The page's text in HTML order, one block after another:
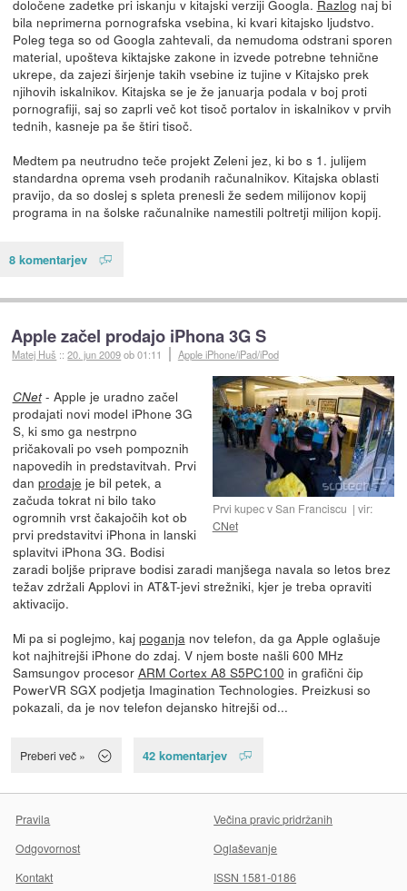
določene zadetke pri iskanju v kitajski verziji Googla. Razlog naj bi
bila neprimerna pornografska vsebina, ki kvari kitajsko ljudstvo.
Poleg tega so od Googla zahtevali, da nemudoma odstrani sporen
material, upošteva kiktajske zakone in izvede potrebne tehnične
ukrepe, da zajezi širjenje takih vsebine iz tujine v Kitajsko prek
njihovih iskalnikov. Kitajska se je že januarja podala v boj proti
pornografiji, saj so zaprli več kot tisoč portalov in iskalnikov v prvih
tednih, kasneje pa še štiri tisoč.
Medtem pa neutrudno teče projekt Zeleni jez, ki bo s 1. julijem
standardna oprema vseh prodanih računalnikov. Kitajska oblasti
pravijo, da so doslej s spleta prenesli že sedem milijonov kopij
programa in na šolske računalnike namestili poltretji milijon kopij.
8 komentarjev
Apple začel prodajo iPhona 3G S
Matej Huš ::20. jun 2009ob 01:11 Apple iPhone/iPad/iPod
Prvi kupec v San Franciscu
vir:
CNet
CNet- Apple je uradno začel
prodajati novi model iPhone 3G
S, ki smo ga nestrpno
pričakovali po vseh pompoznih
napovedih in predstavitvah. Prvi
dan prodaje je bil petek, a
začuda tokrat ni bilo tako
ogromnih vrst čakajočih kot ob
prvi predstavitvi iPhona in lanski
splavitvi iPhona 3G. Bodisi
zaradi boljše priprave bodisi zaradi manjšega navala so letos brez
težav zdržali Applovi in AT&T-jevi strežniki, kjer je treba opraviti
aktivacijo.
Mi pa si poglejmo, kaj poganjanov telefon, da ga Apple oglašuje
kot najhitrejši iPhone do zdaj. V njem boste našli 600 MHz
Samsungov procesor ARM Cortex A8 S5PC100 in grafični čip
PowerVR SGX podjetja Imagination Technologies. Preizkusi so
pokazali, da je nov telefon dejansko hitrejši od...
Preberi več » 42 komentarjev
Pravila
Večina pravic pridržanih
Odgovornost
Oglaševanje
Kontakt
ISSN 1581-0186